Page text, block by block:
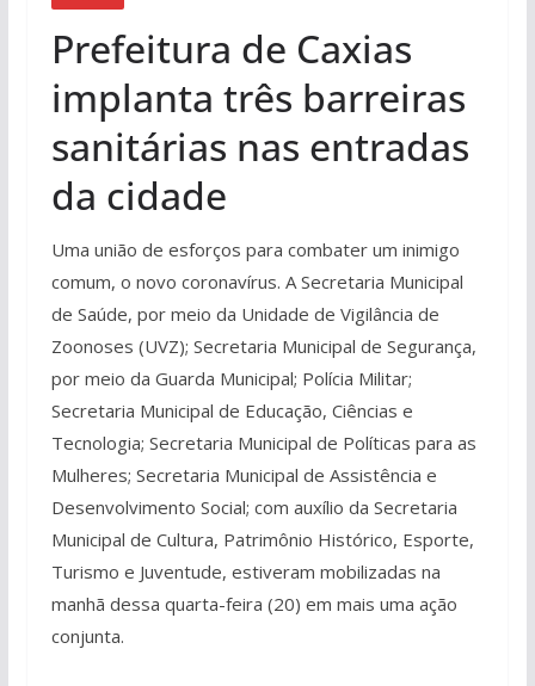
Prefeitura de Caxias
implanta três barreiras
sanitárias nas entradas
da cidade
Uma união de esforços para combater um inimigo
comum, o novo coronavírus. A Secretaria Municipal
de Saúde, por meio da Unidade de Vigilância de
Zoonoses (UVZ); Secretaria Municipal de Segurança,
por meio da Guarda Municipal; Polícia Militar;
Secretaria Municipal de Educação, Ciências e
Tecnologia; Secretaria Municipal de Políticas para as
Mulheres; Secretaria Municipal de Assistência e
Desenvolvimento Social; com auxílio da Secretaria
Municipal de Cultura, Patrimônio Histórico, Esporte,
Turismo e Juventude, estiveram mobilizadas na
manhã dessa quarta-feira (20) em mais uma ação
conjunta.